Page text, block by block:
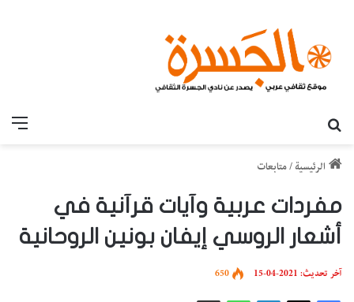
الرئيسية /متابعات
مفردات عربية وآيات قرآنية في
أشعار الروسي إيفان بونين الروحانية
آخر تحديث: 2021-04-15 650